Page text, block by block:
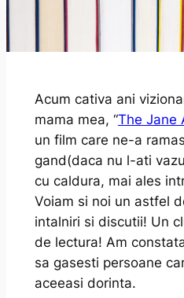
Acum cativa ani
mama mea, “The Jane
un film care ne-a
gand(daca nu l-ati
cu caldura, mai ales
Voiam si noi un astfel
intalniri si discutii! Un
de lectura! Am
sa gasesti persoane
aceeasi dorinta.